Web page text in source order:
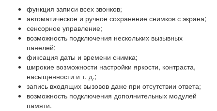
функция записи всех звонков;
автоматическое и ручное сохранение снимков с экрана;
сенсорное управление;
возможность подключения нескольких вызывных
панелей;
фиксация даты и времени снимка;
широкие возможности настройки яркости, контраста,
насыщенности и т. д.;
запись входящих вызовов даже при отсутствии ответа;
возможность подключения дополнительных модулей
памяти.